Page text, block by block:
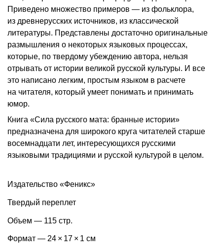
Приведено множество примеров — из фольклора,
из древнерусских источников, из классической
литературы. Представлены достаточно оригинальные
размышления о некоторых языковых процессах,
которые, по твердому убеждению автора, нельзя
отрывать от истории великой русской культуры. И все
это написано легким, простым языком в расчете
на читателя, который умеет понимать и принимать
юмор.
Книга «Сила русского мата: бранные истории»
предназначена для широкого круга читателей старше
восемнадцати лет, интересующихся русскими
языковыми традициями и русской культурой в целом.
Издательство «Феникс»
Твердый переплет
Объем — 115 стр.
Формат — 24 × 17 × 1 см